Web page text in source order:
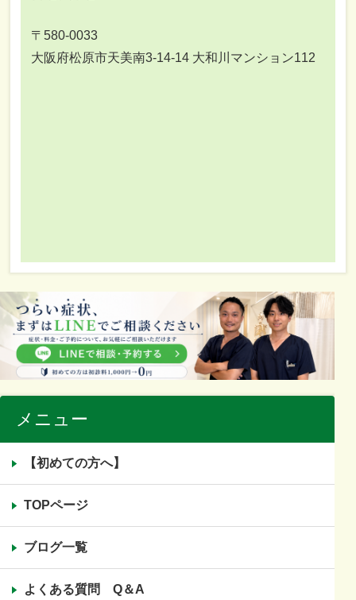
〒580-0033
大阪府松原市天美南3-14-14 大和川マンション112
メニュー
【初めての方へ】
TOPページ
ブログ一覧
よくある質問 Q＆A